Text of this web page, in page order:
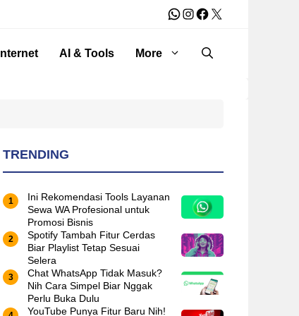
WhatsApp
Instagram
Facebook
X
Internet AI & Tools More
TRENDING
Ini Rekomendasi Tools Layanan
Sewa WA Profesional untuk
Promosi Bisnis
Spotify Tambah Fitur Cerdas
Biar Playlist Tetap Sesuai
Selera
Chat WhatsApp Tidak Masuk?
Nih Cara Simpel Biar Nggak
Perlu Buka Dulu
YouTube Punya Fitur Baru Nih!